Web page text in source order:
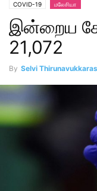
COVID-19 மலேசியா
இன்றைய
21,072
By Selvi